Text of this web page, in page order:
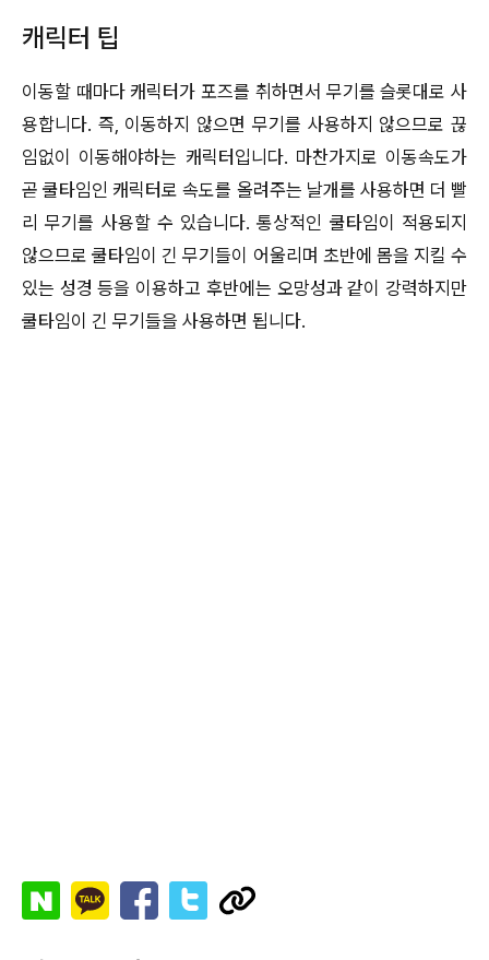
캐릭터 팁
이동할 때마다 캐릭터가 포즈를 취하면서 무기를 슬롯대로 사
용합니다. 즉, 이동하지 않으면 무기를 사용하지 않으므로 끊
임없이 이동해야하는 캐릭터입니다. 마찬가지로 이동속도가
곧 쿨타임인 캐릭터로 속도를 올려주는 날개를 사용하면 더 빨
리 무기를 사용할 수 있습니다. 통상적인 쿨타임이 적용되지
않으므로 쿨타임이 긴 무기들이 어울리며 초반에 몸을 지킬 수
있는 성경 등을 이용하고 후반에는 오망성과 같이 강력하지만
쿨타임이 긴 무기들을 사용하면 됩니다.